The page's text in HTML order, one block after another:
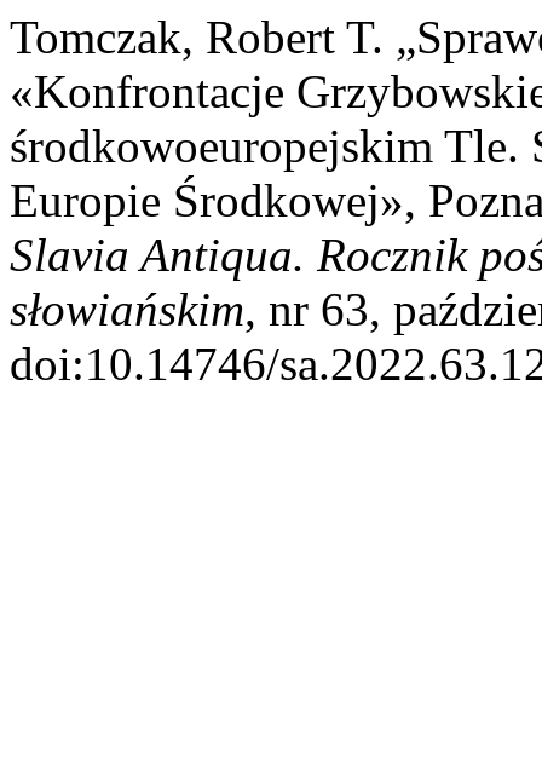
Tomczak, Robert T.
«Konfrontacje
środkowoeuropejskim Tle.
Europie Środkowej»,
Slavia Antiqua. Rocznik
słowiańskim, nr 63,
doi:10.14746/